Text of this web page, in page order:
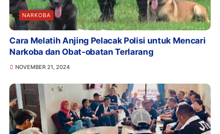
NARKOBA
Cara Melatih Anjing Pelacak Polisi untuk Mencari
Narkoba dan Obat-obatan Terlarang
NOVEMBER 21, 2024